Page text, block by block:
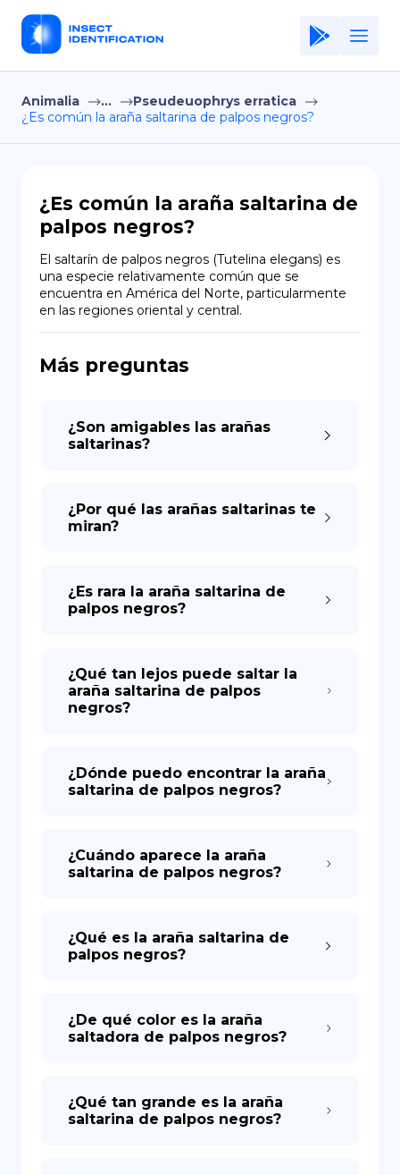
Home
Application
Terms of Use
Privacy Policy
ES
EN
Copiright © Niro ID
Animalia ...
Pseudeuophrys erratica
¿Es común la araña saltarina de palpos negros?
¿Es común la araña saltarina de
palpos negros?
El saltarín de palpos negros (Tutelina elegans) es
una especie relativamente común que se
encuentra en América del Norte, particularmente
en las regiones oriental y central.
Más preguntas
¿Son amigables las arañas
saltarinas?
¿Por qué las arañas saltarinas te
miran?
¿Es rara la araña saltarina de
palpos negros?
¿Qué tan lejos puede saltar la
araña saltarina de palpos
negros?
¿Dónde puedo encontrar la araña
saltarina de palpos negros?
¿Cuándo aparece la araña
saltarina de palpos negros?
¿Qué es la araña saltarina de
palpos negros?
¿De qué color es la araña
saltadora de palpos negros?
¿Qué tan grande es la araña
saltarina de palpos negros?